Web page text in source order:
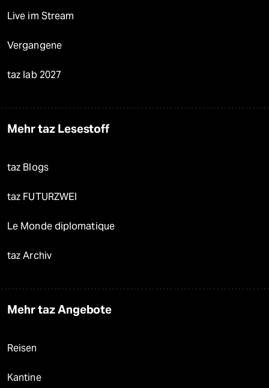
Live im Stream
Vergangene
taz lab 2027
Mehr taz Lesestoff
taz Blogs
taz FUTURZWEI
Le Monde diplomatique
taz Archiv
Mehr taz Angebote
Reisen
Kantine